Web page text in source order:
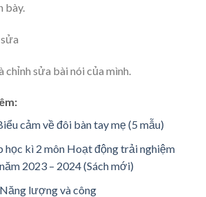
bày.
sửa bài nói của mình.
cảm về đôi bàn tay mẹ (5 mẫu)
kì 2 môn Hoạt động trải nghiệm
2023 – 2024 (Sách mới)
lượng và công